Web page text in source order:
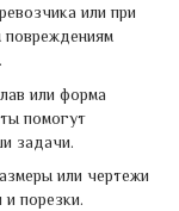
или при
повреждениям
или форма
помогут
задачи.
или чертежи
порезки.